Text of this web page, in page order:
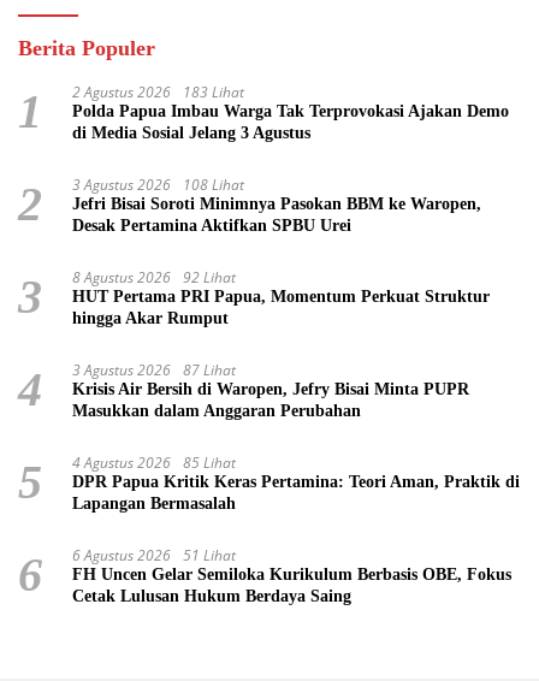
Berita Populer
1 2 Agustus 2026 183 Lihat
Polda Papua Imbau Warga Tak Terprovokasi Ajakan Demo
di Media Sosial Jelang 3 Agustus
2 3 Agustus 2026 108 Lihat
Jefri Bisai Soroti Minimnya Pasokan BBM ke Waropen,
Desak Pertamina Aktifkan SPBU Urei
3 8 Agustus 2026 92 Lihat
HUT Pertama PRI Papua, Momentum Perkuat Struktur
hingga Akar Rumput
4 3 Agustus 2026 87 Lihat
Krisis Air Bersih di Waropen, Jefry Bisai Minta PUPR
Masukkan dalam Anggaran Perubahan
5 4 Agustus 2026 85 Lihat
DPR Papua Kritik Keras Pertamina: Teori Aman, Praktik di
Lapangan Bermasalah
6 6 Agustus 2026 51 Lihat
FH Uncen Gelar Semiloka Kurikulum Berbasis OBE, Fokus
Cetak Lulusan Hukum Berdaya Saing